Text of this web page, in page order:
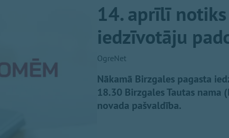
14. aprīlī
iedzīvotāju
OgreNet
Nākamā Birzgales pagasta
18.30 Birzgales Tautas nama
novada pašvaldība.